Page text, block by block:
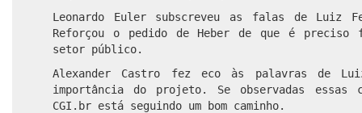
Leonardo Euler subscreveu as falas de Luiz
Reforçou o pedido de Heber de que é preciso
setor público.
Alexander Castro fez eco às palavras de
importância do projeto. Se observadas essas
CGI.br está seguindo um bom caminho.